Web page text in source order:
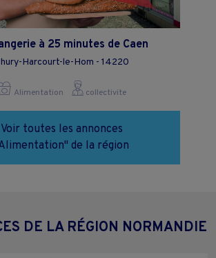
à 25 minutes de Caen
Harcourt-le-Hom - 14220
Alimentation collectivite
Voir toutes les annonces
de la région
DE LA RÉGION NORMANDIE